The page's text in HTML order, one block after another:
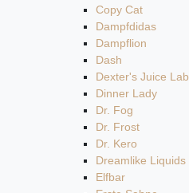
Copy Cat
Dampfdidas
Dampflion
Dash
Dexter's Juice Lab
Dinner Lady
Dr. Fog
Dr. Frost
Dr. Kero
Dreamlike Liquids
Elfbar